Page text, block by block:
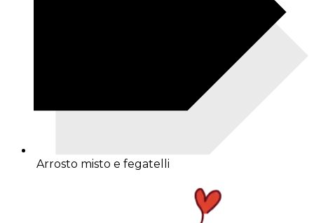
Arrosto misto e fegatelli